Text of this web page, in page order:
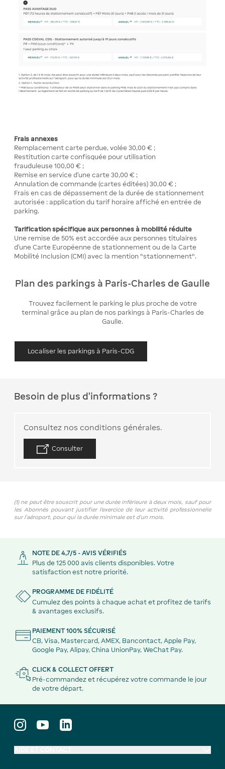
Frais annexes
Remplacement carte perdue, volée 30,00 € ;
Restitution carte confisquée pour utilisation
frauduleuse 100,00 € ;
Remise en service d’une carte 30,00 € ;
Annulation de commande (cartes éditées) 30,00 € ;
Frais en cas de dépassement de la durée de stationnement
autorisée : application du tarif horaire affiché en entrée de
parking.
Tarification spécifique aux personnes à mobilité réduite
Une remise de 50% est accordée aux personnes titulaires
d'une Carte Européenne de stationnement ou de la Carte
Mobilité Inclusion (CMI) avec la mention "stationnement".
Plan des parkings à Paris-Charles de Gaulle
Trouvez facilement le parking le plus proche de votre
terminal grâce au plan de nos parkings à Paris-Charles de
Gaulle.
Localiser les parkings à Paris-CDG
Besoin de plus d'informations ?
Consultez nos conditions générales.
Consulter
(1) ne peut être souscrit pour une durée inférieure à deux mois, sauf pour
les Abonnés pouvant justifier l’exercice de leur activité professionnelle
sur l’aéroport, pour qui la durée minimale est d’un mois.
NOTE DE 4,7/5 - AVIS VÉRIFIÉS
Plus de 125 000 avis clients disponibles. Votre
satisfaction est notre priorité.
PROGRAMME DE FIDÉLITÉ
Cumulez des points à chaque achat et profitez de tarifs
& avantages exclusifs.
PAIEMENT 100% SÉCURISÉ
CB, Visa, Mastercard, AMEX, Bancontact, Apple Pay,
Google Pay, Alipay, China UnionPay, WeChat Pay.
CLICK & COLLECT OFFERT
Pré-commandez et récupérez votre commande le jour
de votre départ.